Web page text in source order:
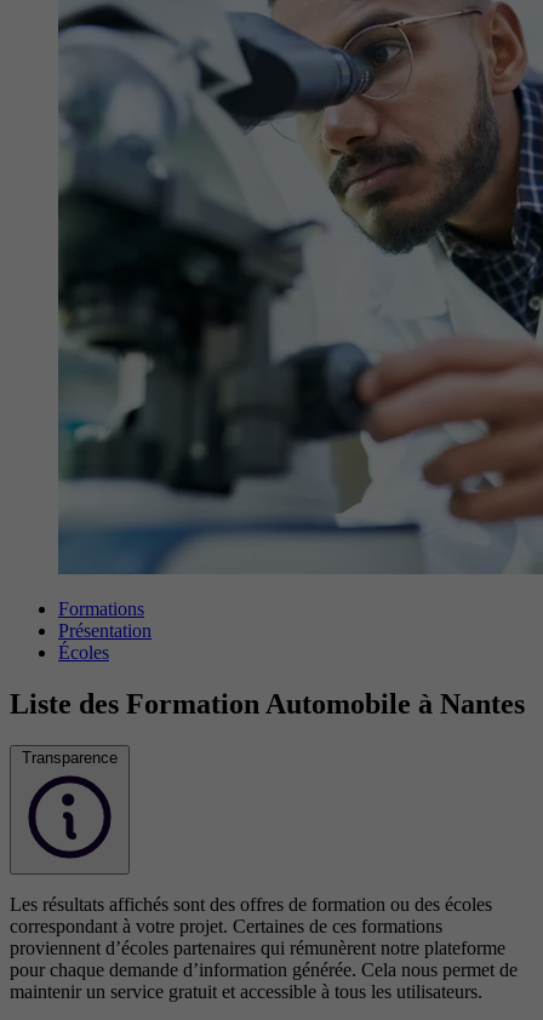
Formations
Présentation
Écoles
Liste des Formation Automobile à Nantes
Transparence
Les résultats affichés sont des offres de formation ou des écoles
correspondant à votre projet. Certaines de ces formations
proviennent d’écoles partenaires qui rémunèrent notre plateforme
pour chaque demande d’information générée. Cela nous permet de
maintenir un service gratuit et accessible à tous les utilisateurs.